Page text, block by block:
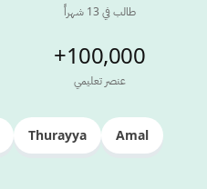
طالب في 13 شهراً
100,000+
عنصر تعليمي
Amal
Thurayya